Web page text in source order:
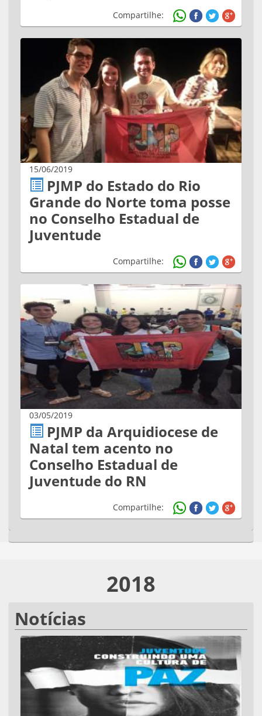
Compartilhe:
15/06/2019
PJMP do Estado do Rio
Grande do Norte toma posse
no Conselho Estadual de
Juventude
Compartilhe:
03/05/2019
PJMP da Arquidiocese de
Natal tem acento no
Conselho Estadual de
Juventude do RN
Compartilhe:
2018
Notícias